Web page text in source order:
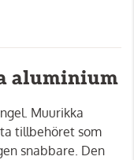
aluminium
Muurikka
tillbehöret som
snabbare. Den